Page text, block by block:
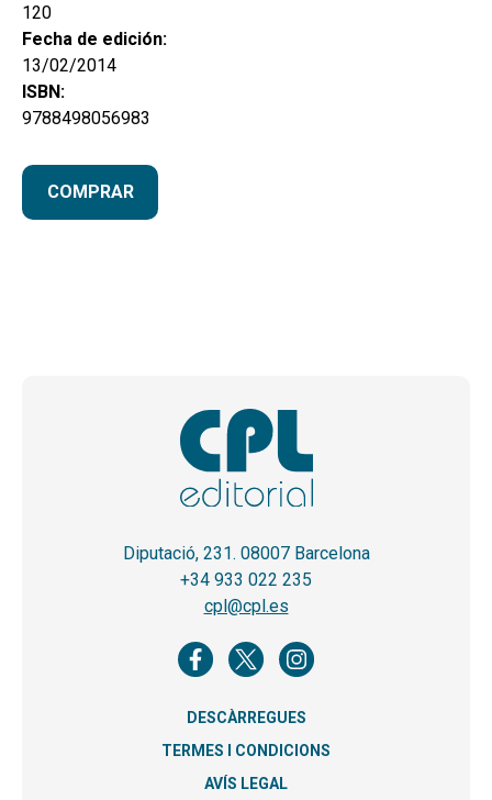
120
Fecha de edición:
13/02/2014
ISBN:
9788498056983
COMPRAR
Diputació, 231. 08007 Barcelona
+34 933 022 235
cpl@cpl.es
DESCÀRREGUES
TERMES I CONDICIONS
AVÍS LEGAL